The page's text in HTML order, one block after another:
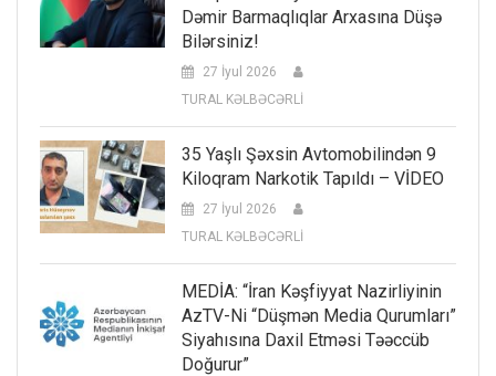
Dəmir Barmaqlıqlar Arxasına Düşə
Bilərsiniz!
27 İyul 2026
TURAL KƏLBƏCƏRLİ
35 Yaşlı Şəxsin Avtomobilindən 9
Kiloqram Narkotik Tapıldı – VİDEO
27 İyul 2026
TURAL KƏLBƏCƏRLİ
MEDİA: “İran Kəşfiyyat Nazirliyinin
AzTV-Ni “düşmən Media Qurumları”
Siyahısına Daxil Etməsi Təəccüb
Doğurur”